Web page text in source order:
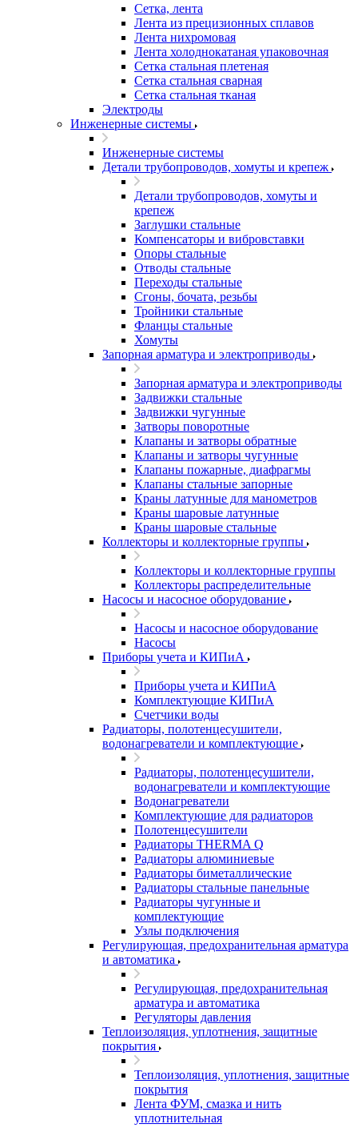
Сетка, лента
Лента из прецизионных сплавов
Лента нихромовая
Лента холоднокатаная упаковочная
Сетка стальная плетеная
Сетка стальная сварная
Сетка стальная тканая
Электроды
Инженерные системы
Инженерные системы
Детали трубопроводов, хомуты и крепеж
Детали трубопроводов, хомуты и
крепеж
Заглушки стальные
Компенсаторы и вибровставки
Опоры стальные
Отводы стальные
Переходы стальные
Сгоны, бочата, резьбы
Тройники стальные
Фланцы стальные
Хомуты
Запорная арматура и электроприводы
Запорная арматура и электроприводы
Задвижки стальные
Задвижки чугунные
Затворы поворотные
Клапаны и затворы обратные
Клапаны и затворы чугунные
Клапаны пожарные, диафрагмы
Клапаны стальные запорные
Краны латунные для манометров
Краны шаровые латунные
Краны шаровые стальные
Коллекторы и коллекторные группы
Коллекторы и коллекторные группы
Коллекторы распределительные
Насосы и насосное оборудование
Насосы и насосное оборудование
Насосы
Приборы учета и КИПиА
Приборы учета и КИПиА
Комплектующие КИПиА
Счетчики воды
Радиаторы, полотенцесушители,
водонагреватели и комплектующие
Радиаторы, полотенцесушители,
водонагреватели и комплектующие
Водонагреватели
Комплектующие для радиаторов
Полотенцесушители
Радиаторы THERMA Q
Радиаторы алюминиевые
Радиаторы биметаллические
Радиаторы стальные панельные
Радиаторы чугунные и
комплектующие
Узлы подключения
Регулирующая, предохранительная арматура
и автоматика
Регулирующая, предохранительная
арматура и автоматика
Регуляторы давления
Теплоизоляция, уплотнения, защитные
покрытия
Теплоизоляция, уплотнения, защитные
покрытия
Лента ФУМ, смазка и нить
уплотнительная